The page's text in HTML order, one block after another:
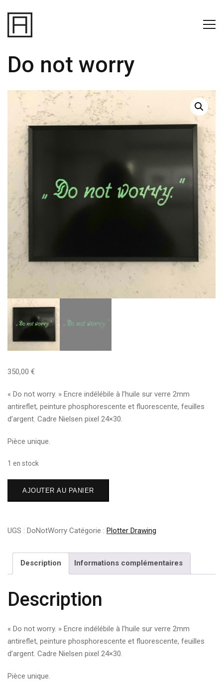
Do not worry
350,00 €
« Do not worry. » Encre indélébile à l’huile sur verre 2mm
antireflet, peinture phosphorescente et fluorescente, feuilles
d’argent. Cadre Nielsen pixel 24×30.
Pièce unique.
1 en stock
AJOUTER AU PANIER
UGS : DoNotWorry Catégorie : Plotter Drawing
Description Informations complémentaires
Description
« Do not worry. » Encre indélébile à l’huile sur verre 2mm
antireflet, peinture phosphorescente et fluorescente, feuilles
d’argent. Cadre Nielsen pixel 24×30.
Pièce unique.